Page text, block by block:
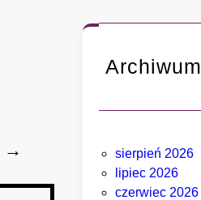
→
Archiwum
sierpień 2026
lipiec 2026
czerwiec 2026